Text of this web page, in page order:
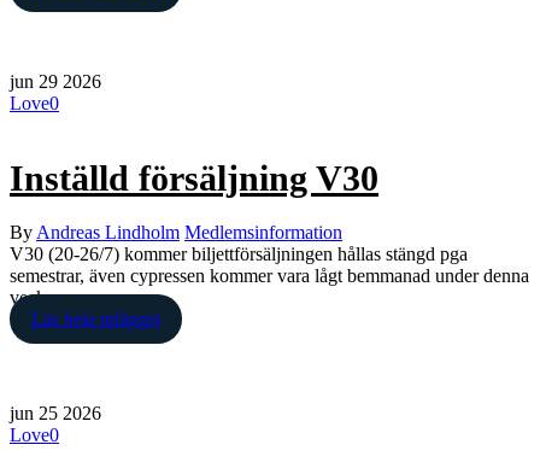
jun 29 2026
Love0
Inställd försäljning V30
By Andreas Lindholm Medlemsinformation
V30 (20-26/7) kommer biljettförsäljningen hållas stängd pga
semestrar, även cypressen kommer vara lågt bemmanad under denna
vecka.
Läs hela inlägget
jun 25 2026
Love0